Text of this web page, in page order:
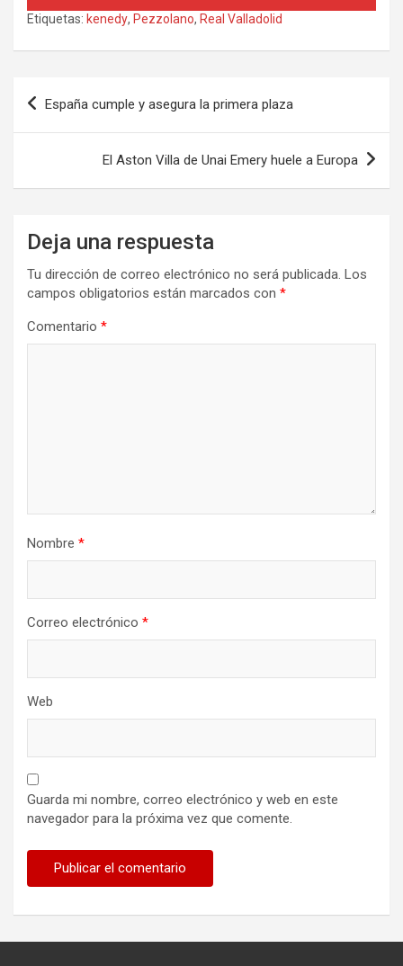
Etiquetas: kenedy, Pezzolano, Real Valladolid
Navegación
de
España cumple y asegura la primera plaza
El Aston Villa de Unai Emery huele a Europa
Deja una respuesta
Tu dirección de correo electrónico no será publicada. Los
campos obligatorios están marcados con *
Comentario *
Nombre *
Correo electrónico *
Web
Guarda mi nombre, correo electrónico y web en este
navegador para la próxima vez que comente.